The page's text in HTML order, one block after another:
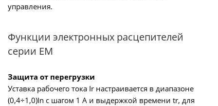
управления.
Функции электронных расцепителей
серии EM
Защита от перегрузки
Уставка рабочего тока Ir настраивается в диапазоне
(0,4÷1,0)In с шагом 1 А и выдержкой времени tr, для